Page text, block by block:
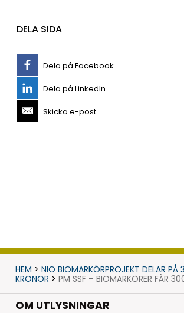
DELA SIDA
Dela på Facebook
Dela på LinkedIn
Skicka e-post
HEM > NIO BIOMARKÖRPROJEKT DELAR PÅ
KRONOR > PM SSF – BIOMARKÖRER FÅR
OM UTLYSNINGAR